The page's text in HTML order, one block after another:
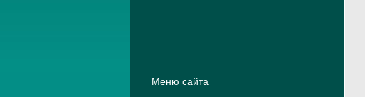
Меню сайта